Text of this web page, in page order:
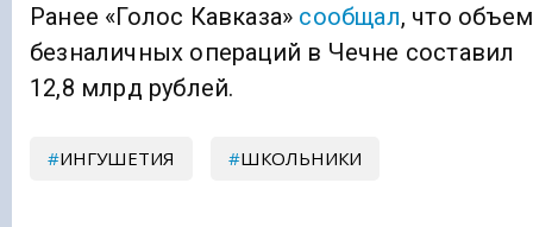
Ранее «Голос Кавказа» сообщал, что объем
безналичных операций в Чечне составил
12,8 млрд рублей.
ИНГУШЕТИЯ ШКОЛЬНИКИ